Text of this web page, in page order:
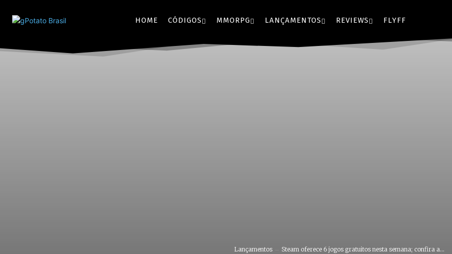
HOME CÓDIGOS MMORPG LANÇAMENTOS REVIEWS FLYFF
Lançamentos Steam oferece 6 jogos gratuitos nesta semana; confira a...